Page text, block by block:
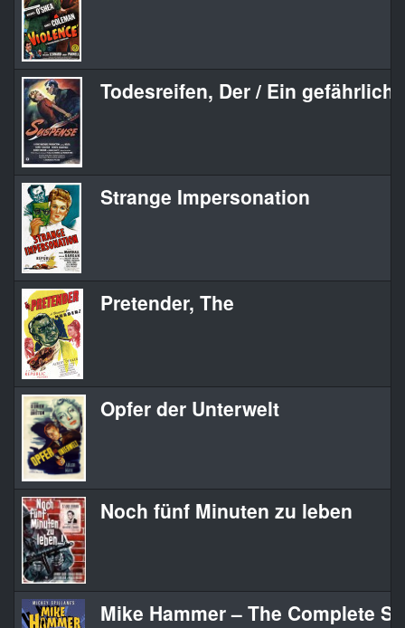
Todesreifen, Der / Ein
Strange Impersonation
Pretender, The
Opfer der Unterwelt
Noch fünf Minuten zu leben
Mike Hammer – The Complete